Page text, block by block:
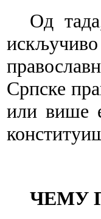
Од
Српске
или више
конституи
ЧЕМУ